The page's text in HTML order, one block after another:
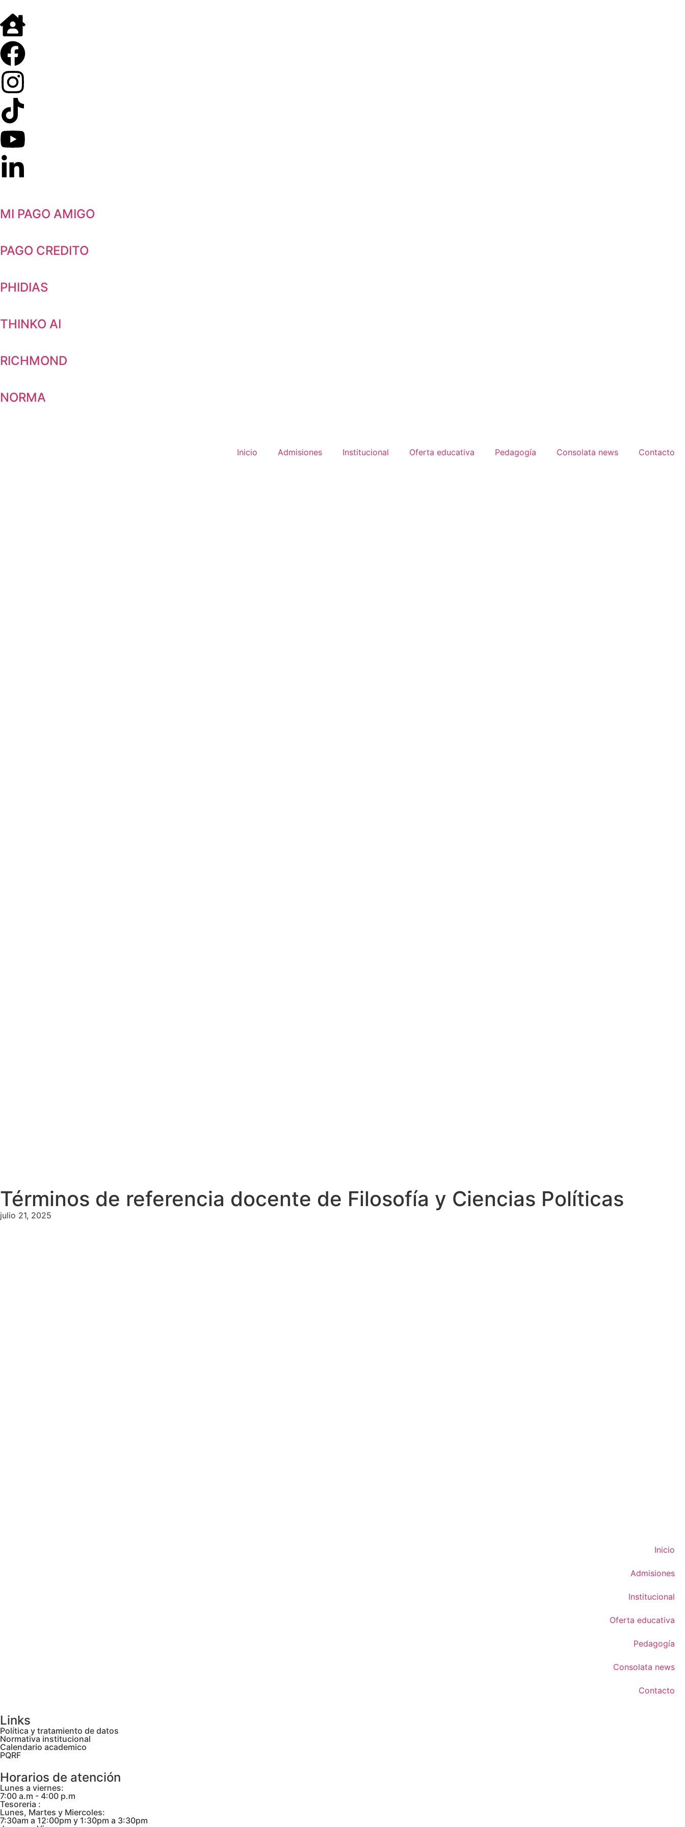
MI PAGO AMIGO
PAGO CREDITO
PHIDIAS
THINKO AI
RICHMOND
NORMA
Inicio Admisiones Institucional Oferta educativa Pedagogía Consolata news Contacto
Términos de referencia docente de Filosofía y Ciencias Políticas
julio 21, 2025
Inicio
Admisiones
Institucional
Oferta educativa
Pedagogía
Consolata news
Contacto
Links
Política y tratamiento de datos
Normativa institucional
Calendario academico
PQRF
Horarios de atención
Lunes a viernes:
7:00 a.m - 4:00 p.m
Tesoreria :
Lunes, Martes y Miercoles:
7:30am a 12:00pm y 1:30pm a 3:30pm